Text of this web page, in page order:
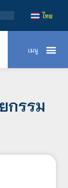
ไทย
กรรม